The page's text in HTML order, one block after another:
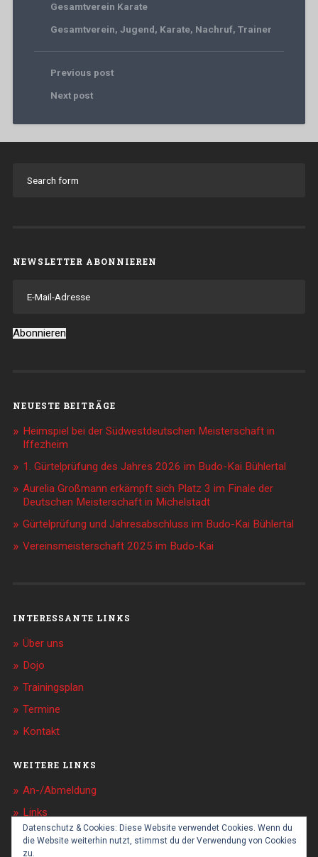
Gesamtverein Karate
Gesamtverein, Jugend, Karate, Nachruf, Trainer
Previous post
Next post
NEWSLETTER ABONNIEREN
Mail-
Abonnieren
NEUESTE BEITRÄGE
Heimspiel bei der Südwestdeutschen Meisterschaft in
Iffezheim
1. Gürtelprüfung des Jahres 2026 im Budo-Kai Bühlertal
Aurelia Großmann erkämpft sich Platz 3 im Finale der
Deutschen Meisterschaft in Michelstadt
Gürtelprüfung und Jahresabschluss im Budo-Kai Bühlertal
Vereinsmeisterschaft 2025 im Budo-Kai
INTERESSANTE LINKS
Über uns
Dojo
Trainingsplan
Termine
Kontakt
WEITERE LINKS
An-/Abmeldung
Links
Sponsoren
Datenschutz & Cookies: Diese Website verwendet Cookies. Wenn du
die Website weiterhin nutzt, stimmst du der Verwendung von Cookies
zu.